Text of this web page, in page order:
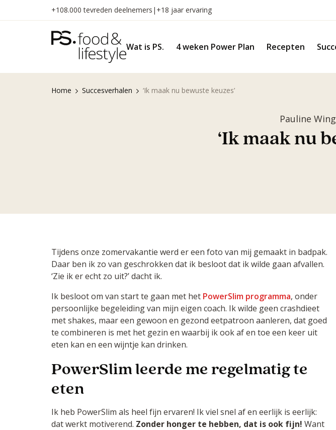
inhoud
+108.000 tevreden deelnemers | +18 jaar ervaring
Wat is PS. 4 weken Power Plan Recepten
Home Succesverhalen ‘Ik maak nu bewuste keuzes’
Pauline
‘Ik maak nu
Tijdens onze zomervakantie werd er een foto van mij gemaakt in badpak.
Daar ben ik zo van geschrokken dat ik besloot dat ik wilde gaan afvallen.
‘Zie ik er echt zo uit?’ dacht ik.
Ik besloot om van start te gaan met het PowerSlim programma, onder
persoonlijke begeleiding van mijn eigen coach. Ik wilde geen crashdieet
met shakes, maar een gewoon en gezond eetpatroon aanleren, dat goed
te combineren is met het gezin en waarbij ik ook af en toe een keer uit
eten kan en een wijntje kan drinken.
PowerSlim leerde me regelmatig te
eten
Ik heb PowerSlim als heel fijn ervaren! Ik viel snel af en eerlijk is eerlijk:
dat werkt motiverend. Zonder honger te hebben, dat is ook fijn! Want